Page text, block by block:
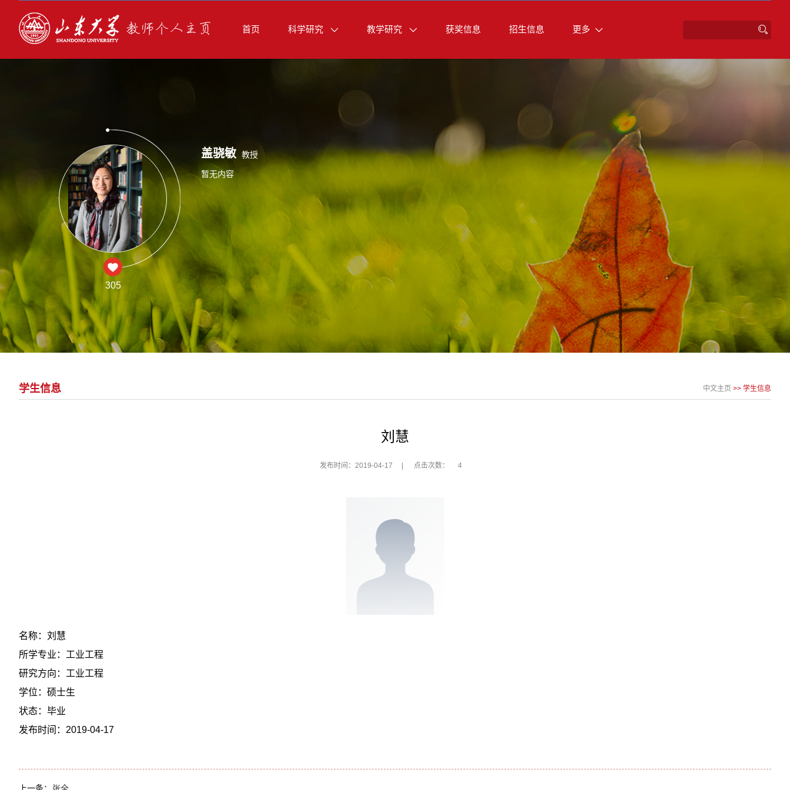
首页 科学研究 教学研究 获奖信息 招生信息 更多
305
盖骁敏 教授
暂无内容
学生信息 中文主页 >> 学生信息
刘慧
发布时间：2019-04-17 点击次数： 4
名称：刘慧
所学专业：工业工程
研究方向：工业工程
学位：硕士生
状态：毕业
发布时间：2019-04-17